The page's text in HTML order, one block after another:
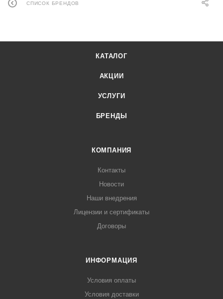
СПИСОК БРЕНДОВ
КАТАЛОГ
АКЦИИ
УСЛУГИ
БРЕНДЫ
КОМПАНИЯ
Контакты
Новости
Наши внедрения
Лицензии и сертификаты
Договоры
ИНФОРМАЦИЯ
Условия оплаты
Условия доставки